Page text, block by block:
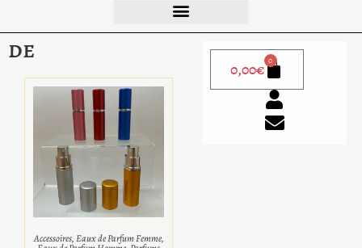
0,00€ 0
de
Accessoires,Eaux de Parfum Femme,